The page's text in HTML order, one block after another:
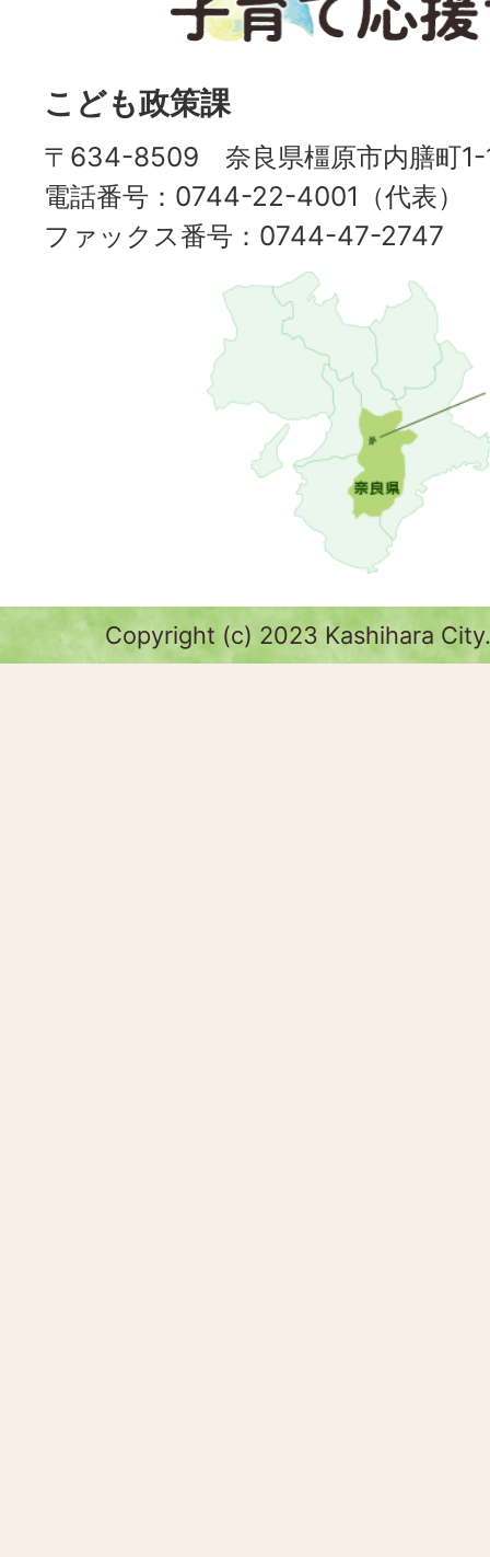
育
応
援
サ
イ
ト
こども政策課
〒634-8509 奈良県橿原市内膳町
電話番号：0744-22-4001（代表）
ファックス番号：0744-47-2747
Copyright (c) 2023 Kashihara